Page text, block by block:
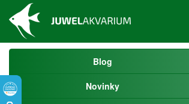
Blog
Novinky